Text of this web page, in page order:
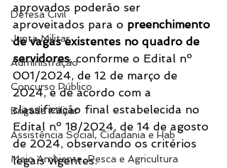
Defesa Civil
Junta Militar
Administração
Concurso Público
Brigada Militar
Assistência Social, Cidadania e Hab
Meio Ambiente, Pesca e Agricultura
aprovados poderão ser
aproveitados para o preenchimento
de vagas existentes no quadro de
servidores, conforme o Edital nº
001/2024, de 12 de março de
2024, e de acordo com a
classificação final estabelecida no
Edital nº 18/2024, de 14 de agosto
de 2024, observando os critérios
legais vigentes.